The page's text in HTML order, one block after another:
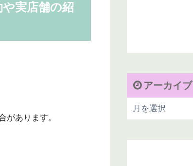
実店舗の紹
あります。
アーカイブ